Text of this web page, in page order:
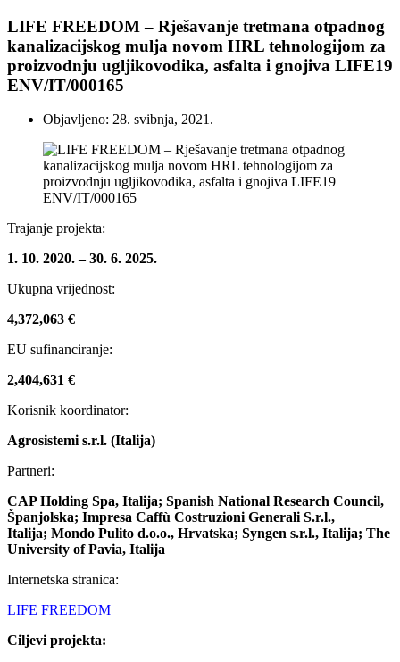
LIFE FREEDOM – Rješavanje tretmana otpadnog
kanalizacijskog mulja novom HRL tehnologijom za
proizvodnju ugljikovodika, asfalta i gnojiva LIFE19
ENV/IT/000165
Objavljeno: 28. svibnja, 2021.
Trajanje projekta:
1. 10. 2020. – 30. 6. 2025.
Ukupna vrijednost:
4,372,063 €
EU sufinanciranje:
2,404,631 €
Korisnik koordinator:
Agrosistemi s.r.l. (Italija)
Partneri:
CAP Holding Spa, Italija; Spanish National Research Council,
Španjolska; Impresa Caffù Costruzioni Generali S.r.l.,
Italija; Mondo Pulito d.o.o., Hrvatska; Syngen s.r.l., Italija; The
University of Pavia, Italija
Internetska stranica:
LIFE FREEDOM
Ciljevi projekta: